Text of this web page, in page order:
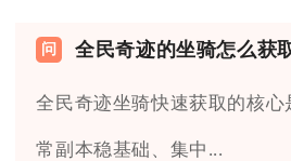
全民奇迹的坐骑怎么获
全民奇迹坐骑快速获取的核心
常副本稳基础、集中...